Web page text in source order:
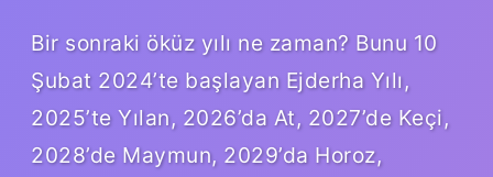
Bir sonraki öküz yılı ne zaman? Bunu 10
Şubat 2024’te başlayan Ejderha Yılı,
2025’te Yılan, 2026’da At, 2027’de Keçi,
2028’de Maymun, 2029’da Horoz,